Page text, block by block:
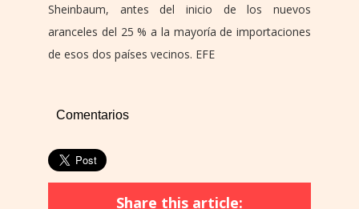
Sheinbaum, antes del inicio de los nuevos
aranceles del 25 % a la mayoría de importaciones
de esos dos países vecinos. EFE
Comentarios
Share this article: